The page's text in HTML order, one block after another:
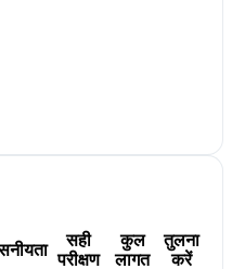
सही
परीक्षण
कुल
लागत
तुलना
करें